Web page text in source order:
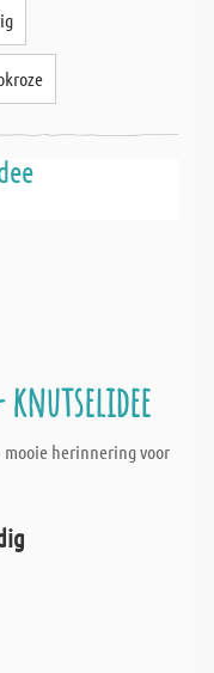
mooie herinnering voor